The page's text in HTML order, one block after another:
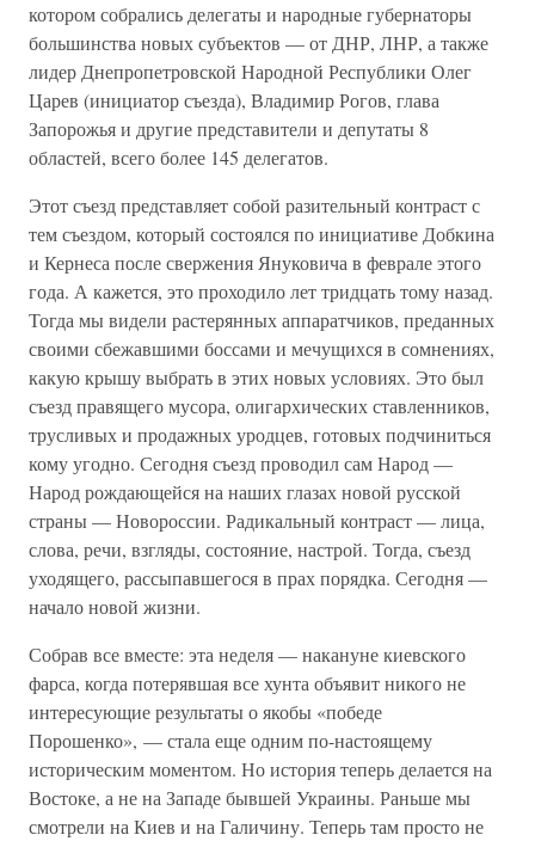
котором собрались делегаты и народные губернаторы
большинства новых субъектов — от ДНР, ЛНР, а также
лидер Днепропетровской Народной Республики Олег
Царев (инициатор съезда), Владимир Рогов, глава
Запорожья и другие представители и депутаты 8
областей, всего более 145 делегатов.
Этот съезд представляет собой разительный контраст с
тем съездом, который состоялся по инициативе Добкина
и Кернеса после свержения Януковича в феврале этого
года. А кажется, это проходило лет тридцать тому назад.
Тогда мы видели растерянных аппаратчиков, преданных
своими сбежавшими боссами и мечущихся в сомнениях,
какую крышу выбрать в этих новых условиях. Это был
съезд правящего мусора, олигархических ставленников,
трусливых и продажных уродцев, готовых подчиниться
кому угодно. Сегодня съезд проводил сам Народ —
Народ рождающейся на наших глазах новой русской
страны — Новороссии. Радикальный контраст — лица,
слова, речи, взгляды, состояние, настрой. Тогда, съезд
уходящего, рассыпавшегося в прах порядка. Сегодня —
начало новой жизни.
Собрав все вместе: эта неделя — накануне киевского
фарса, когда потерявшая все хунта объявит никого не
интересующие результаты о якобы «победе
Порошенко», — стала еще одним по-настоящему
историческим моментом. Но история теперь делается на
Востоке, а не на Западе бывшей Украины. Раньше мы
смотрели на Киев и на Галичину. Теперь там просто не